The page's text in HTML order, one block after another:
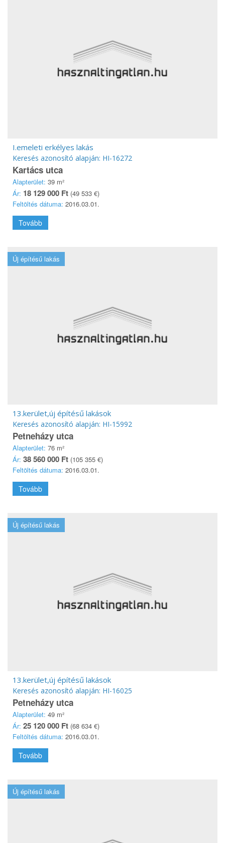
I.emeleti erkélyes lakás
Keresés azonosító alapján: HI-16272
Kartács utca
Alapterület: 39 m²
Ár: 18 129 000 Ft (49 533 €)
Feltöltés dátuma: 2016.03.01.
Tovább
Új építésű lakás
13.kerület,új építésű lakások
Keresés azonosító alapján: HI-15992
Petneházy utca
Alapterület: 76 m²
Ár: 38 560 000 Ft (105 355 €)
Feltöltés dátuma: 2016.03.01.
Tovább
Új építésű lakás
13.kerület,új építésű lakások
Keresés azonosító alapján: HI-16025
Petneházy utca
Alapterület: 49 m²
Ár: 25 120 000 Ft (68 634 €)
Feltöltés dátuma: 2016.03.01.
Tovább
Új építésű lakás